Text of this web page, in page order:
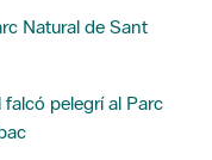
Natural de Sant
pelegrí al Parc